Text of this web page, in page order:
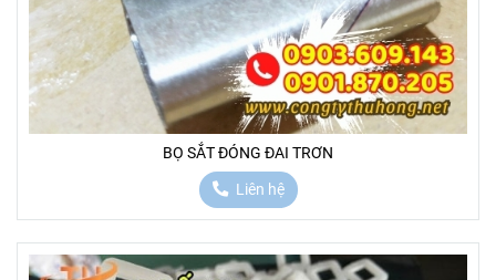
BỌ SẮT ĐÓNG ĐAI TRƠN
Liên hệ